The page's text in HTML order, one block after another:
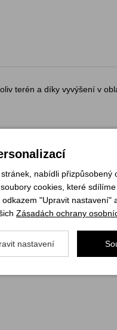
terén a díky vyvýšení v
nabídli
cookies, které
"Upravit nastavení"
Zásadách ochrany
nastavení